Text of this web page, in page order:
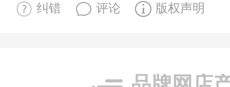
纠错 评论 版权声明